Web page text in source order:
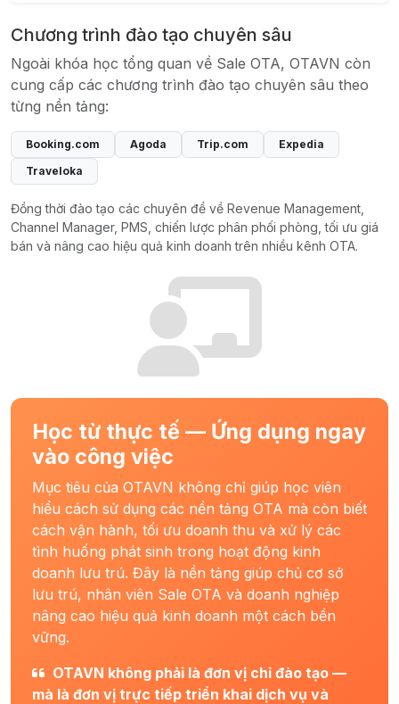
Chương trình đào tạo chuyên sâu
Ngoài khóa học tổng quan về Sale OTA, OTAVN còn
cung cấp các chương trình đào tạo chuyên sâu theo
từng nền tảng:
Booking.com Agoda Trip.com
Expedia
Traveloka
Đồng thời đào tạo các chuyên đề về Revenue Management,
Channel Manager, PMS, chiến lược phân phối phòng, tối ưu giá
bán và nâng cao hiệu quả kinh doanh trên nhiều kênh OTA.
Học từ thực tế — Ứng dụng ngay
vào công việc
Mục tiêu của OTAVN không chỉ giúp học viên
hiểu cách sử dụng các nền tảng OTA mà còn biết
cách vận hành, tối ưu doanh thu và xử lý các
tình huống phát sinh trong hoạt động kinh
doanh lưu trú. Đây là nền tảng giúp chủ cơ sở
lưu trú, nhân viên Sale OTA và doanh nghiệp
nâng cao hiệu quả kinh doanh một cách bền
vững.
OTAVN không phải là đơn vị chỉ đào tạo —
mà là đơn vị trực tiếp triển khai dịch vụ và